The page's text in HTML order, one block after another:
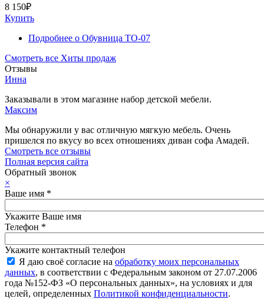
8 150₽
Купить
Подробнее о Обувница ТО-07
Смотреть все Хиты продаж
Отзывы
Инна
Заказывали в этом магазине набор детской мебели.
Максим
Мы обнаружили у вас отличную мягкую мебель. Очень
пришелся по вкусу во всех отношениях диван софа Амадей.
Смотреть все отзывы
Полная версия сайта
Обратный звонок
×
Ваше имя *
Укажите Ваше имя
Телефон *
Укажите контактный телефон
Я даю своё согласие на обработку моих персональных
данных, в соответствии с Федеральным законом от 27.07.2006
года №152-ФЗ «О персональных данных», на условиях и для
целей, определенных Политикой конфиденциальности.